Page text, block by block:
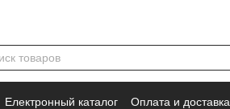
Електронный каталог Оплата и доставка